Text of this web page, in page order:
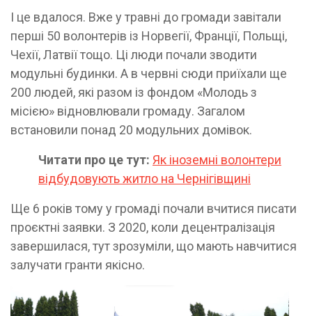
І це вдалося. Вже у травні до громади завітали
перші 50 волонтерів із Норвегії, Франції, Польщі,
Чехії, Латвії тощо. Ці люди почали зводити
модульні будинки. А в червні сюди приїхали ще
200 людей, які разом із фондом «Молодь з
місією» відновлювали громаду. Загалом
встановили понад 20 модульних домівок.
Читати про це тут: Як іноземні волонтери
відбудовують житло на Чернігівщині
Ще 6 років тому у громаді почали вчитися писати
проєктні заявки. З 2020, коли децентралізація
завершилася, тут зрозуміли, що мають навчитися
залучати гранти якісно.